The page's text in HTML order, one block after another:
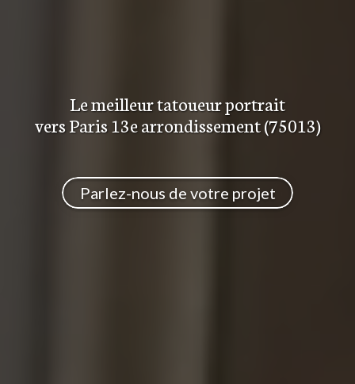
Le meilleurtatoueur portrait
vers Paris 13e arrondissement (75013)
Parlez-nous de votre projet